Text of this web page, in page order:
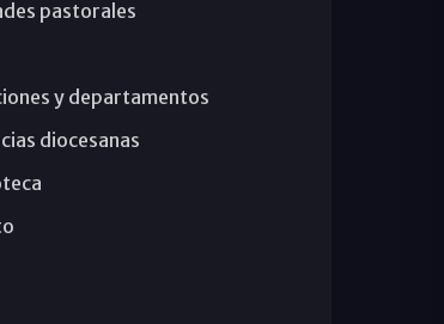
pastorales
y departamentos
diocesanas